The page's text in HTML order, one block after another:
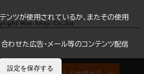
まとめて資料請求
011
ンツが使用されているか、またその使用
わせた広告・メール等のコンテンツ配信
設定を保存する
Miki Shoji Co.,ltd